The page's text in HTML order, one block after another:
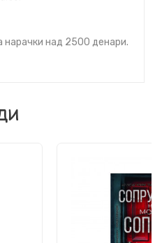
нарачки над 2500 денари.